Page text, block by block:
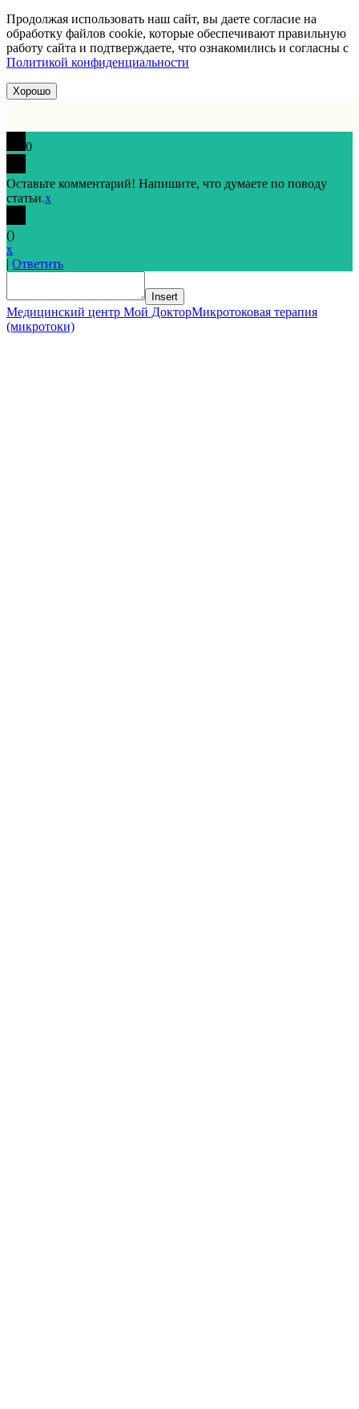
Продолжая использовать наш сайт, вы даете согласие на
обработку файлов cookie, которые обеспечивают правильную
работу сайта и подтверждаете, что ознакомились и согласны с
Политикой конфиденциальности
Хорошо
0
Оставьте комментарий! Напишите, что думаете по поводу
статьи.x
()
x
| Ответить
Insert
Медицинский центр Мой ДокторМикротоковая терапия
(микротоки)